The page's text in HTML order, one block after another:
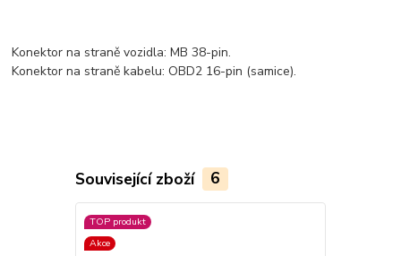
Konektor na straně vozidla: MB 38-pin.
Konektor na straně kabelu: OBD2 16-pin (samice).
Související zboží 6
TOP produkt
Akce